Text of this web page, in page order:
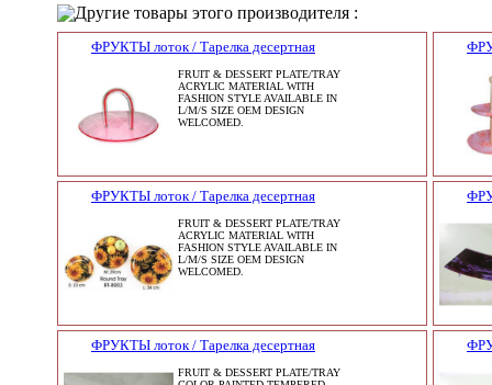
Другие товары этого производителя :
ФРУКТЫ лоток / Тарелка десертная
FRUIT & DESSERT PLATE/TRAY
ACRYLIC MATERIAL WITH
FASHION STYLE AVAILABLE IN
L/M/S SIZE OEM DESIGN
WELCOMED.
ФРУКТЫ лоток / Тарелка десертная
FRUIT & DESSERT PLATE/TRAY
ACRYLIC MATERIAL WITH
FASHION STYLE AVAILABLE IN
L/M/S SIZE OEM DESIGN
WELCOMED.
ФРУКТЫ лоток / Тарелка десертная
FRUIT & DESSERT PLATE/TRAY